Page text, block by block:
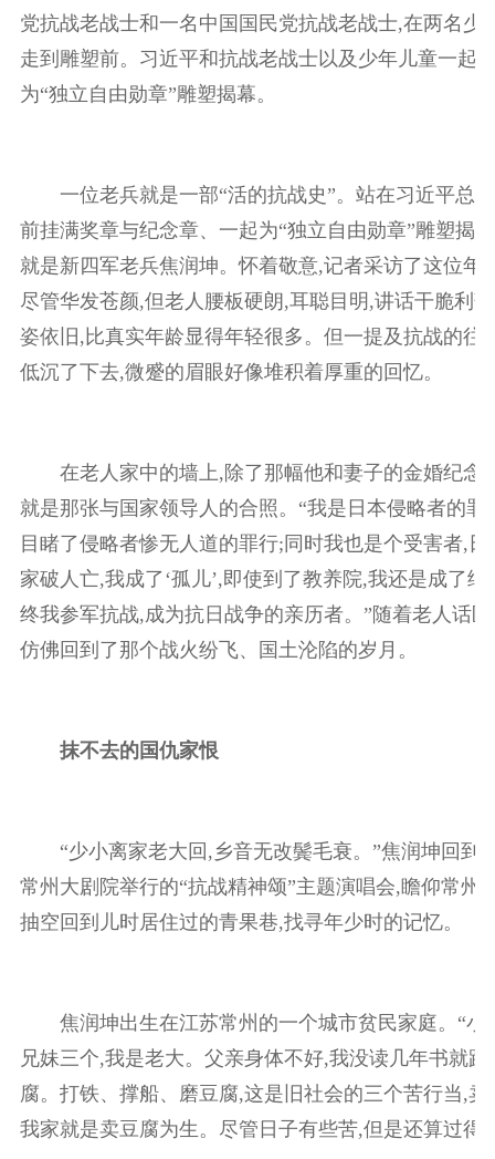
党抗战老战士和一名中国国民党抗战老战士,在两名少
走到雕塑前。习近平和抗战老战士以及少年儿童一起
为“独立自由勋章”雕塑揭幕。
一位老兵就是一部“活的抗战史”。站在习近平总
前挂满奖章与纪念章、一起为“独立自由勋章”雕塑揭
就是新四军老兵焦润坤。怀着敬意,记者采访了这位年
尽管华发苍颜,但老人腰板硬朗,耳聪目明,讲话干脆利
姿依旧,比真实年龄显得年轻很多。但一提及抗战的往
低沉了下去,微蹙的眉眼好像堆积着厚重的回忆。
在老人家中的墙上,除了那幅他和妻子的金婚纪念
就是那张与国家领导人的合照。“我是日本侵略者的罪
目睹了侵略者惨无人道的罪行;同时我也是个受害者,
家破人亡,我成了‘孤儿’,即使到了教养院,我还是成了
终我参军抗战,成为抗日战争的亲历者。”随着老人话
仿佛回到了那个战火纷飞、国土沦陷的岁月。
抹不去的国仇家恨
“少小离家老大回,乡音无改鬓毛衰。”焦润坤回到
常州大剧院举行的“抗战精神颂”主题演唱会,瞻仰常州
抽空回到儿时居住过的青果巷,找寻年少时的记忆。
焦润坤出生在江苏常州的一个城市贫民家庭。“小
兄妹三个,我是老大。父亲身体不好,我没读几年书就
腐。打铁、撑船、磨豆腐,这是旧社会的三个苦行当,
我家就是卖豆腐为生。尽管日子有些苦,但是还算过得